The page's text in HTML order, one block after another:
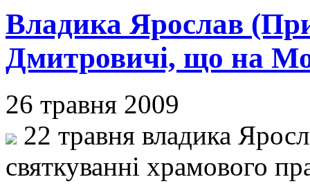
Владика Ярослав
Дмитровичі, що на
26 травня 2009
22 травня владика
святкуванні храмового